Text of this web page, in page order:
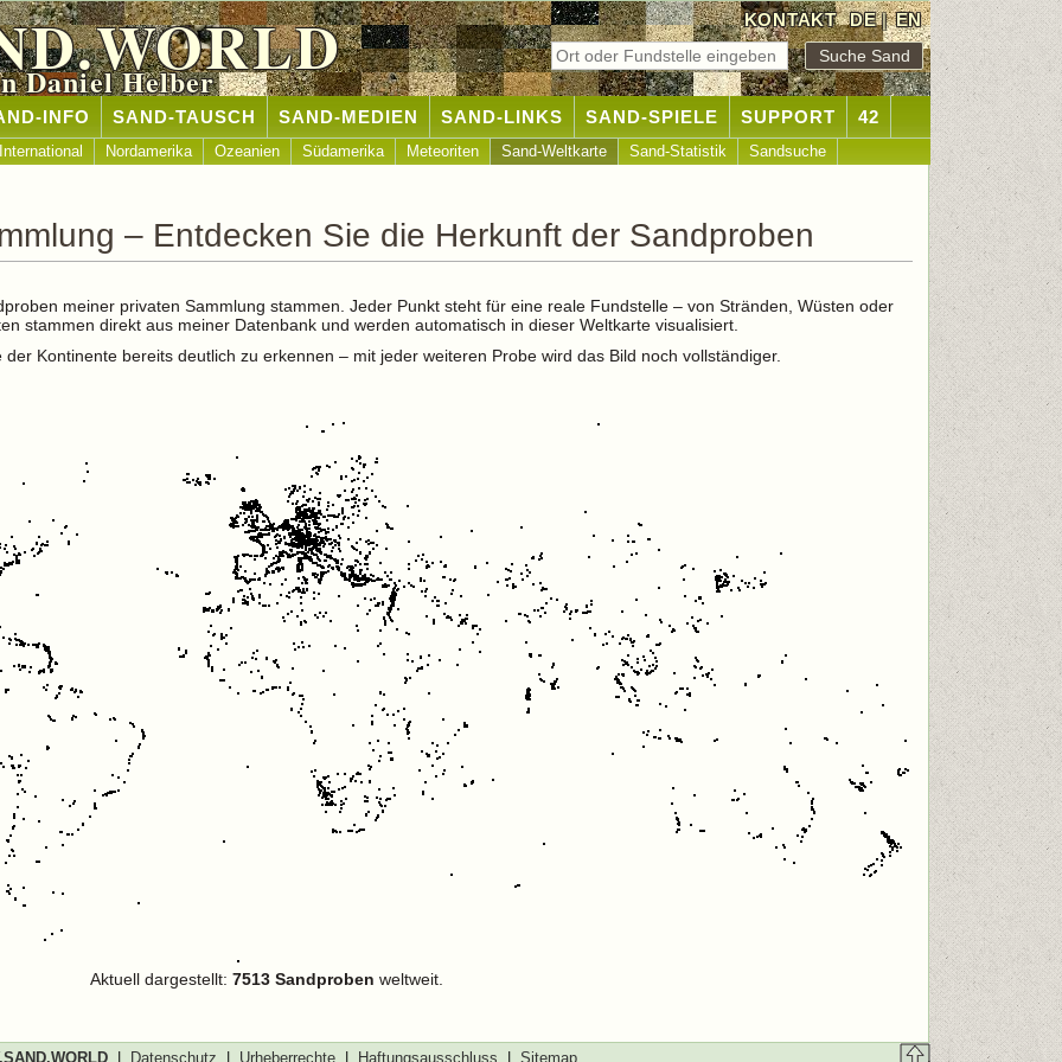
KONTAKT DE|EN
Daniel Helber
INFO SAND-TAUSCH SAND-MEDIEN SAND-LINKS SAND-SPIELE SUPPORT 42
International Nordamerika Ozeanien Südamerika Meteoriten Sand-Weltkarte Sand-Statistik Sandsuche
– Entdecken Sie die Herkunft der Sandproben
meiner privaten Sammlung stammen. Jeder Punkt steht für eine reale Fundstelle – von Stränden, Wüsten oder
stammen direkt aus meiner Datenbank und werden automatisch in dieser Weltkarte visualisiert.
Kontinente bereits deutlich zu erkennen – mit jeder weiteren Probe wird das Bild noch vollständiger.
Aktuell dargestellt: 7513 Sandproben weltweit.
| Datenschutz Urheberrechte| Haftungsausschluss Sitemap